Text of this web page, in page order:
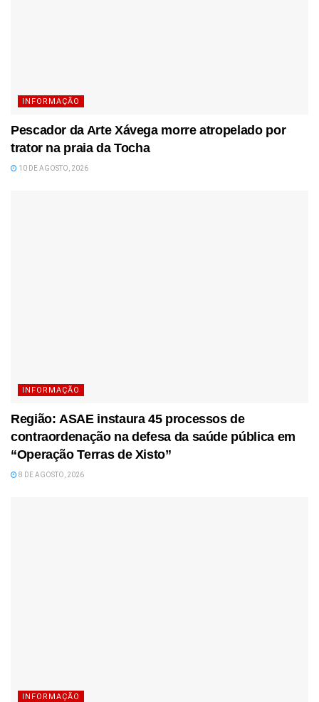
INFORMAÇÃO
Pescador da Arte Xávega morre atropelado por
trator na praia da Tocha
10 DE AGOSTO, 2026
INFORMAÇÃO
Região: ASAE instaura 45 processos de
contraordenação na defesa da saúde pública em
“Operação Terras de Xisto”
8 DE AGOSTO, 2026
INFORMAÇÃO